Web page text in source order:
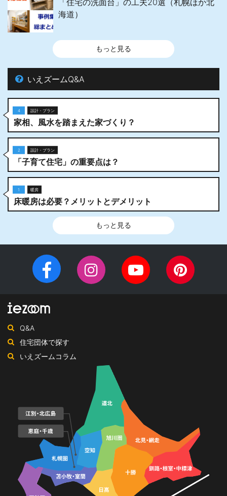
「住宅の洗面台」の工夫20選（札幌ほか北
海道）
もっと見る
いえズームQ&A
4 設計・プラン
家相、風水を踏まえた家づくり？
2 設計・プラン
「子育て住宅」の重要点は？
1 暖房
床暖房は必要？メリットとデメリット
もっと見る
Facebook
ー
ジ
InstagramYouTube
チ
Q&A
住宅団体で探す
いえズームコラム